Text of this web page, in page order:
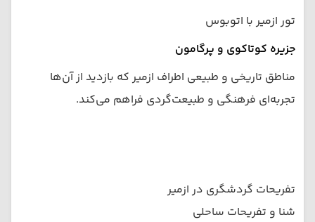
تور ازمیر با اتوبوس
جزیره کوتاکوی و پرگامون
مناطق تاریخی و طبیعی اطراف ازمیر که بازدید از آن‌ها
تجربه‌ای فرهنگی و طبیعت‌گردی فراهم می‌کند.
تفریحات گردشگری در ازمیر
شنا و تفریحات ساحلی